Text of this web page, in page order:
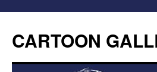
CARTOON